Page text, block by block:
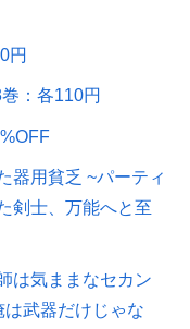
円
：各110円
器用貧乏 ~パーティ
剣士、万能へと至
は気ままなセカン
武器だけじゃな